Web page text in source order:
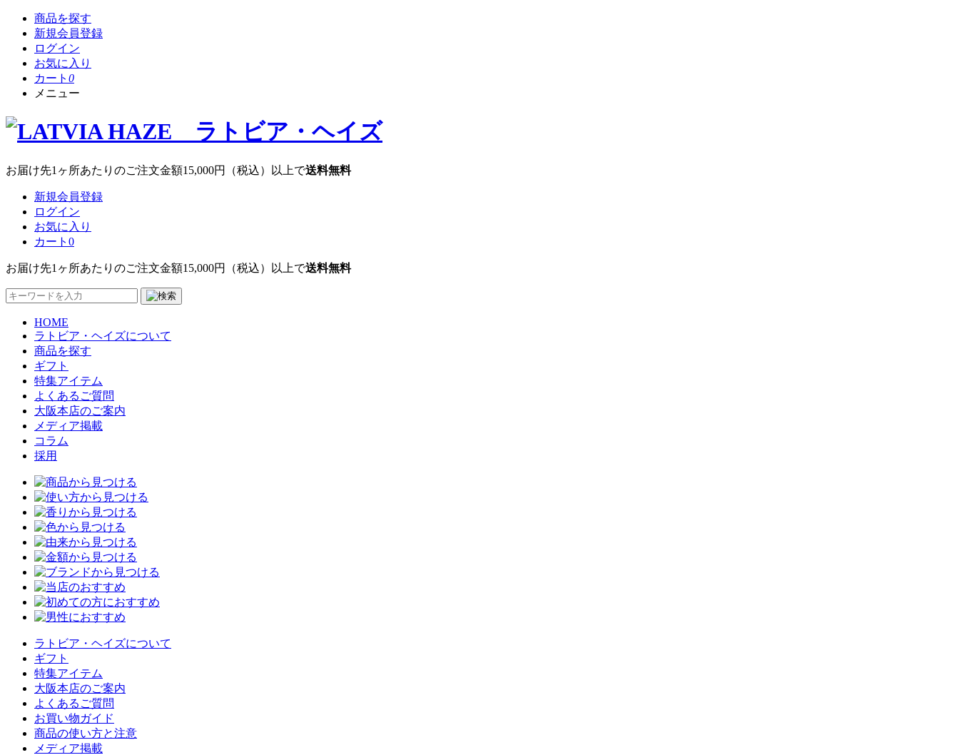
商品を探す
新規会員登録
ログイン
お気に入り
カート 0
メニュー
お届け先1ヶ所あたりのご注文金額15,000円 （税込）以上で送料無料
新規会員登録
ログイン
お気に入り
カート 0
お届け先1ヶ所あたりのご注文金額15,000円 （税込）以上で送料無料
HOME
ラトビア・ヘイズについて
商品を探す
ギフト
特集アイテム
よくあるご質問
大阪本店のご案内
メディア掲載
コラム
採用
ラトビア・ヘイズについて
ギフト
特集アイテム
大阪本店のご案内
よくあるご質問
お買い物ガイド
商品の使い方と注意
メディア掲載